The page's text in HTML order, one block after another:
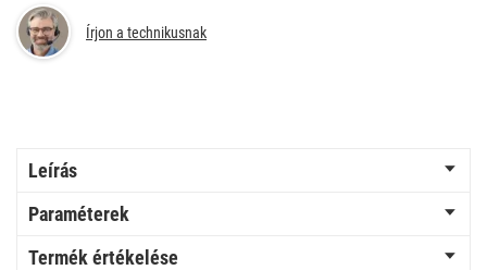
Írjon a technikusnak
Leírás
Paraméterek
Termék értékelése